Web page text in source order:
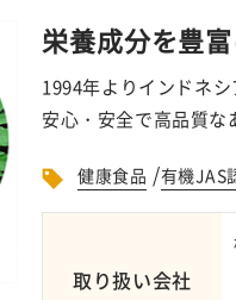
栄養成分を豊
1994年よりインドネ
安心・安全で高品質な
健康食品 /有機JAS
取り扱い会社